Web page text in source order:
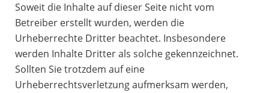
Soweit die Inhalte auf dieser Seite nicht vom
Betreiber erstellt wurden, werden die
Urheberrechte Dritter beachtet. Insbesondere
werden Inhalte Dritter als solche gekennzeichnet.
Sollten Sie trotzdem auf eine
Urheberrechtsverletzung aufmerksam werden,